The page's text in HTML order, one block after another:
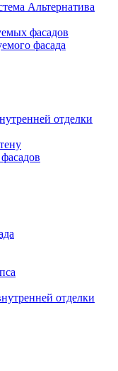
Альтернатива
фасадов
фасада
отделки
отделки